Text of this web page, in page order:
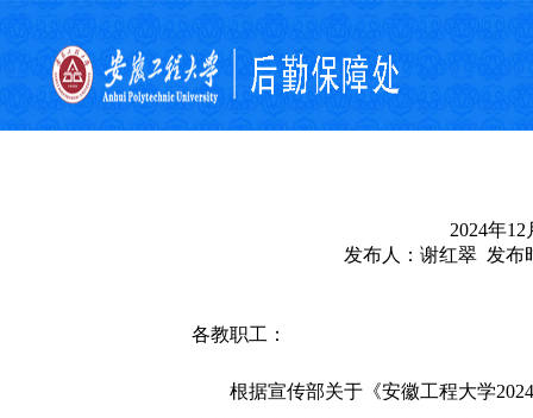
2024年
发布人：谢红翠 发布
各教职工：
根据宣传部关于《安徽工程大学